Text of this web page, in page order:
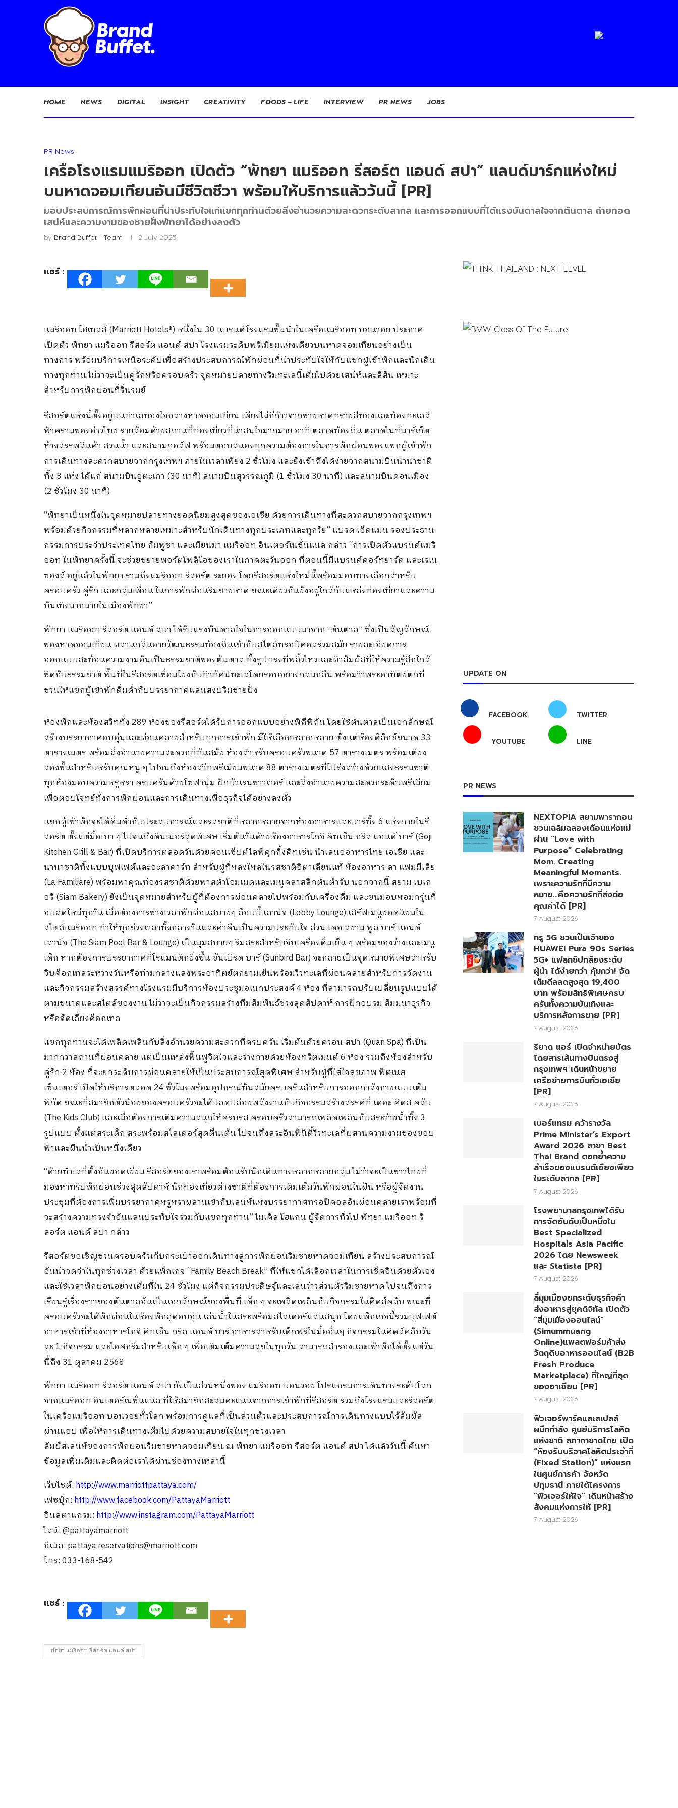
HOME NEWS DIGITAL INSIGHT CREATIVITY FOODS – LIFE INTERVIEW PR NEWS JOBS
PR News
เครือโรงแรมแมริออท เปิดตัว “พัทยา แมริออท รีสอร์ต แอนด์ สปา” แลนด์มาร์กแห่งใหม่
บนหาดจอมเทียนอันมีชีวิตชีวา พร้อมให้บริการแล้ววันนี้ [PR]
มอบประสบการณ์การพักผ่อนที่น่าประทับใจแก่แขกทุกท่านด้วยสิ่งอำนวยความสะดวกระดับสากล และการออกแบบที่ได้แรงบันดาลใจจากต้นตาล ถ่ายทอด
เสน่ห์และความงามของชายฝั่งพัทยาได้อย่างลงตัว
by Brand Buffet - Team 2 July 2025
แชร์ :
แมริออท โฮเทลส์ (Marriott Hotels®) หนึ่งใน 30 แบรนด์โรงแรมชั้นนำในเครือแมริออท บอนวอย ประกาศ
เปิดตัว พัทยา แมริออท รีสอร์ต แอนด์ สปา โรงแรมระดับพรีเมียมแห่งเดียวบนหาดจอมเทียนอย่างเป็น
ทางการ พร้อมบริการเหนือระดับเพื่อสร้างประสบการณ์พักผ่อนที่น่าประทับใจให้กับแขกผู้เข้าพักและนักเดิน
ทางทุกท่าน ไม่ว่าจะเป็นคู่รักหรือครอบครัว จุดหมายปลายทางริมทะเลนี้เต็มไปด้วยเสน่ห์และสีสัน เหมาะ
สำหรับการพักผ่อนที่รื่นรมย์
รีสอร์ตแห่งนี้ตั้งอยู่บนทำเลทองใจกลางหาดจอมเทียน เพียงไม่กี่ก้าวจากชายหาดทรายสีทองและท้องทะเลสี
ฟ้าครามของอ่าวไทย รายล้อมด้วยสถานที่ท่องเที่ยวที่น่าสนใจมากมาย อาทิ ตลาดท้องถิ่น ตลาดไนท์มาร์เก็ต
ห้างสรรพสินค้า สวนน้ำ และสนามกอล์ฟ พร้อมตอบสนองทุกความต้องการในการพักผ่อนของแขกผู้เข้าพัก
การเดินทางสะดวกสบายจากกรุงเทพฯ ภายในเวลาเพียง 2 ชั่วโมง และยังเข้าถึงได้ง่ายจากสนามบินนานาชาติ
ทั้ง 3 แห่ง ได้แก่ สนามบินอู่ตะเภา (30 นาที) สนามบินสุวรรณภูมิ (1 ชั่วโมง 30 นาที) และสนามบินดอนเมือง
(2 ชั่วโมง 30 นาที)
“พัทยาเป็นหนึ่งในจุดหมายปลายทางยอดนิยมสูงสุดของเอเชีย ด้วยการเดินทางที่สะดวกสบายจากกรุงเทพฯ
พร้อมด้วยกิจกรรมที่หลากหลายเหมาะสำหรับนักเดินทางทุกประเภทและทุกวัย” แบรด เอ็ดแมน รองประธาน
กรรมการประจำประเทศไทย กัมพูชา และเมียนมา แมริออท อินเตอร์เนชั่นแนล กล่าว “การเปิดตัวแบรนด์แมริ
ออท ในพัทยาครั้งนี้ จะช่วยขยายพอร์ตโฟลิโอของเราในภาคตะวันออก ที่ตอนนี้มีแบรนด์คอร์ทยาร์ด และเรเน
ซองส์ อยู่แล้วในพัทยา รวมถึงแมริออท รีสอร์ต ระยอง โดยรีสอร์ตแห่งใหม่นี้พร้อมมอบทางเลือกสำหรับ
ครอบครัว คู่รัก และกลุ่มเพื่อน ในการพักผ่อนริมชายหาด ขณะเดียวกันยังอยู่ใกล้กับแหล่งท่องเที่ยวและความ
บันเทิงมากมายในเมืองพัทยา”
พัทยา แมริออท รีสอร์ต แอนด์ สปา ได้รับแรงบันดาลใจในการออกแบบมาจาก “ต้นตาล” ซึ่งเป็นสัญลักษณ์
ของหาดจอมเทียน ผสานกลิ่นอายวัฒนธรรมท้องถิ่นเข้ากับสไตล์ทรอปิคอลร่วมสมัย รายละเอียดการ
ออกแบบสะท้อนความงามอันเป็นธรรมชาติของต้นตาล ทั้งรูปทรงที่พลิ้วไหวและผิวสัมผัสที่ให้ความรู้สึกใกล้
ชิดกับธรรมชาติ พื้นที่ในรีสอร์ตเชื่อมโยงกับทิวทัศน์ทะเลโดยรอบอย่างกลมกลืน พร้อมวิวพระอาทิตย์ตกที่
ชวนให้แขกผู้เข้าพักดื่มด่ำกับบรรยากาศแสนสงบริมชายฝั่ง
ห้องพักและห้องสวีททั้ง 289 ห้องของรีสอร์ตได้รับการออกแบบอย่างพิถีพิถัน โดยใช้ต้นตาลเป็นเอกลักษณ์
สร้างบรรยากาศอบอุ่นและผ่อนคลายสำหรับทุกการเข้าพัก มีให้เลือกหลากหลาย ตั้งแต่ห้องดีลักซ์ขนาด 33
ตารางเมตร พร้อมสิ่งอำนวยความสะดวกที่ทันสมัย ห้องสำหรับครอบครัวขนาด 57 ตารางเมตร พร้อมเตียง
สองชั้นสำหรับหรับคุณหนู ๆ ไปจนถึงห้องสวีทพรีเมียมขนาด 88 ตารางเมตรที่โปร่งสว่างด้วยแสงธรรมชาติ
ทุกห้องมอบความหรูหรา ครบครันด้วยโซฟานุ่ม ฝักบัวเรนชาวเวอร์ และสิ่งอำนวยความสะดวกระดับพรีเมียม
เพื่อตอบโจทย์ทั้งการพักผ่อนและการเดินทางเพื่อธุรกิจได้อย่างลงตัว
แขกผู้เข้าพักจะได้ดื่มด่ำกับประสบการณ์และรสชาติที่หลากหลายจากห้องอาหารและบาร์ทั้ง 6 แห่งภายในรี
สอร์ต ตั้งแต่มื้อเบา ๆ ไปจนถึงดินเนอร์สุดพิเศษ เริ่มต้นวันด้วยห้องอาหารโกจิ คิทเซ็น กริล แอนด์ บาร์ (Goji
Kitchen Grill & Bar) ที่เปิดบริการตลอดวันด้วยคอนเซ็ปต์ไลฟ์คุกกิ้งคิทเช่น นำเสนออาหารไทย เอเชีย และ
นานาชาติทั้งแบบบุฟเฟต์และอะลาคาร์ท สำหรับผู้ที่หลงใหลในรสชาติอิตาเลียนแท้ ห้องอาหาร ลา แฟมมีเลีย
(La Familiare) พร้อมพาคุณท่องรสชาติด้วยพาสต้าโฮมเมดและเมนูคลาสสิกต้นตำรับ นอกจากนี้ สยาม เบเก
อรี (Siam Bakery) ยังเป็นจุดหมายสำหรับผู้ที่ต้องการผ่อนคลายไปพร้อมกับเครื่องดื่ม และขนมอบหอมกรุ่นที่
อบสดใหม่ทุกวัน เมื่อต้องการช่วงเวลาพักผ่อนสบายๆ ล็อบบี้ เลาน์จ (Lobby Lounge) เสิร์ฟเมนูยอดนิยมใน
สไตล์แมริออท ทำให้ทุกช่วงเวลาทั้งกลางวันและค่ำคืนเป็นความประทับใจ ส่วน เดอ สยาม พูล บาร์ แอนด์
เลาน์จ (The Siam Pool Bar & Lounge) เป็นมุมสบายๆ ริมสระสำหรับจิบเครื่องดื่มเย็น ๆ พร้อมของว่างและเมนู
เด็ก หากต้องการบรรยากาศที่โรแมนติกยิ่งขึ้น ซันเบิรด บาร์ (Sunbird Bar) จะกลายเป็นจุดหมายพิเศษสำหรับ
จิบค็อกเทลระหว่างวันหรือท่ามกลางแสงพระอาทิตย์ตกยามเย็นพร้อมวิวทะเลที่ผ่อนคลายสำหรับการจัดงาน
และกิจกรรมสร้างสรรค์ทางโรงแรมมีบริการห้องประชุมอเนกประสงค์ 4 ห้อง ที่สามารถปรับเปลี่ยนรูปแบบได้
ตามขนาดและสไตล์ของงาน ไม่ว่าจะเป็นกิจกรรมสร้างทีมสัมพันธ์ช่วงสุดสัปดาห์ การฝึกอบรม สัมมนาธุรกิจ
หรือจัดเลี้ยงค็อกเทล
แขกทุกท่านจะได้เพลิดเพลินกับสิ่งอำนวยความสะดวกที่ครบครัน เริ่มต้นด้วยควอน สปา (Quan Spa) ที่เป็น
มากกว่าสถานที่ผ่อนคลาย แต่เป็นแหล่งฟื้นฟูจิตใจและร่างกายด้วยห้องทรีตเมนต์ 6 ห้อง รวมถึงห้องสำหรับ
คู่รัก 2 ห้อง ที่จะยกระดับการผ่อนคลายให้เป็นประสบการณ์สุดพิเศษ สำหรับผู้ที่ใส่ใจสุขภาพ ฟิตเนส
เซ็นเตอร์ เปิดให้บริการตลอด 24 ชั่วโมงพร้อมอุปกรณ์ทันสมัยครบครันสำหรับการออกกำลังกายแบบเต็ม
พิกัด ขณะที่สมาชิกตัวน้อยของครอบครัวจะได้ปลดปล่อยพลังงานกับกิจกรรมสร้างสรรค์ที่ เดอะ คิดส์ คลับ
(The Kids Club) และเมื่อต้องการเติมความสนุกให้ครบรส ครอบครัวสามารถเพลิดเพลินกับสระว่ายน้ำทั้ง 3
รูปแบบ ตั้งแต่สระเด็ก สระพร้อมสไลเดอร์สุดตื่นเต้น ไปจนถึงสระอินฟินิตี้วิวทะเลที่ผสานความงามของขอบ
ฟ้าและผืนน้ำเป็นหนึ่งเดียว
“ด้วยทำเลที่ตั้งอันยอดเยี่ยม รีสอร์ตของเราพร้อมต้อนรับนักเดินทางหลากหลายกลุ่ม ไม่ว่าจะเป็นชาวไทยที่
มองหาทริปพักผ่อนช่วงสุดสัปดาห์ นักท่องเที่ยวต่างชาติที่ต้องการเติมเต็มวันพักผ่อนในฝัน หรือผู้จัดงาน
ประชุมที่ต้องการเพิ่มบรรยากาศหรูหราผสานเข้ากับเสน่ห์แห่งบรรยากาศทรอปิคอลอันผ่อนคลายเราพร้อมที่
จะสร้างความทรงจำอันแสนประทับใจร่วมกับแขกทุกท่าน” ไมเคิล โฮแกน ผู้จัดการทั่วไป พัทยา แมริออท รี
สอร์ต แอนด์ สปา กล่าว
รีสอร์ตขอเชิญชวนครอบครัวเก็บกระเป๋าออกเดินทางสู่การพักผ่อนริมชายหาดจอมเทียน สร้างประสบการณ์
อันน่าจดจำในทุกช่วงเวลา ด้วยแพ็กเกจ “Family Beach Break” ที่ให้แขกได้เลือกเวลาในการเช็คอินด้วยตัวเอง
และใช้เวลาพักผ่อนอย่างเต็มที่ใน 24 ชั่วโมง แต่กิจกรรมประดิษฐ์และเล่นว่าวส่วนตัวริมชายหาด ไปจนถึงการ
เรียนรู้เรื่องราวของต้นตาลอันเป็นเอกลักษณ์ของพื้นที่ เด็ก ๆ จะเพลิดเพลินกับกิจกรรมในคิดส์คลับ ขณะที่
ครอบครัวจะได้พักผ่อนในห้องพักสุดอบอุ่น เล่นน้ำในสระพร้อมสไลเดอร์แสนสนุก โดยแพ็กเกจนี้รวมบุฟเฟต์
อาหารเช้าที่ห้องอาหารโกจิ คิทเซ็น กริล แอนด์ บาร์ อาหารสำหรับเด็กฟรีในมื้ออื่นๆ กิจกรรมในคิดส์คลับวัน
ละ 1 กิจกรรม และไอศกรีมสำหรับเด็ก ๆ เพื่อเติมเต็มความสุขในทุกวัน สามารถสำรองและเข้าพักได้ตั้งแต่วัน
นี้ถึง 31 ตุลาคม 2568
พัทยา แมริออท รีสอร์ต แอนด์ สปา ยังเป็นส่วนหนึ่งของ แมริออท บอนวอย โปรแกรมการเดินทางระดับโลก
จากแมริออท อินเตอร์เนชั่นแนล ที่ให้สมาชิกสะสมคะแนนจากการเข้าพักที่รีสอร์ต รวมถึงโรงแรมและรีสอร์ต
ในเครือแมริออท บอนวอยทั่วโลก พร้อมการดูแลที่เป็นส่วนตัวและประสบการณ์การเดินทางแบบไร้สัมผัส
ผ่านแอป เพื่อให้การเดินทางเต็มไปด้วยความสบายใจในทุกช่วงเวลา
สัมผัสเสน่ห์ของการพักผ่อนริมชายหาดจอมเทียน ณ พัทยา แมริออท รีสอร์ต แอนด์ สปา ได้แล้ววันนี้ ค้นหา
ข้อมูลเพิ่มเติมและติดต่อเราได้ผ่านช่องทางเหล่านี้
เว็บไซต์: http://www.marriottpattaya.com/
เฟซบุ๊ก: http://www.facebook.com/PattayaMarriott
อินสตาแกรม: http://www.instagram.com/PattayaMarriott
ไลน์: @pattayamarriott
อีเมล: pattaya.reservations@marriott.com
โทร: 033-168-542
แชร์ :
พัทยา แมริออท รีสอร์ต แอนด์ สปา
UPDATE ON
FACEBOOK TWITTER
YOUTUBE LINE
PR NEWS
NEXTOPIA สยามพารากอน
ชวนเฉลิมฉลองเดือนแห่งแม่
ผ่าน “Love with
Purpose” Celebrating
Mom. Creating
Meaningful Moments.
เพราะความรักที่มีความ
หมาย…คือความรักที่ส่งต่อ
คุณค่าได้ [PR]
7 August 2026
ทรู 5G ชวนเป็นเจ้าของ
HUAWEI Pura 90s Series
5G+ แฟลกชิปกล้องระดับ
ผู้นำ ได้ง่ายกว่า คุ้มกว่า! จัด
เต็มดีลลดสูงสุด 19,400
บาท พร้อมสิทธิพิเศษครบ
ครันทั้งความบันเทิงและ
บริการหลังการขาย [PR]
7 August 2026
ริยาด แอร์ เปิดจำหน่ายบัตร
โดยสารเส้นทางบินตรงสู่
กรุงเทพฯ เดินหน้าขยาย
เครือข่ายการบินทั่วเอเชีย
[PR]
7 August 2026
เบอร์แทรม คว้ารางวัล
Prime Minister’s Export
Award 2026 สาขา Best
Thai Brand ตอกย้ำความ
สำเร็จของแบรนด์เซียงเพียว
ในระดับสากล [PR]
7 August 2026
โรงพยาบาลกรุงเทพได้รับ
การจัดอันดับเป็นหนึ่งใน
Best Specialized
Hospitals Asia Pacific
2026 โดย Newsweek
และ Statista [PR]
7 August 2026
สี่มุมเมืองยกระดับธุรกิจค้า
ส่งอาหารสู่ยุคดิจิทัล เปิดตัว
“สี่มุมเมืองออนไลน์”
(Simummuang
Online)แพลตฟอร์มค้าส่ง
วัตถุดิบอาหารออนไลน์ (B2B
Fresh Produce
Marketplace) ที่ใหญ่ที่สุด
ของอาเซียน [PR]
7 August 2026
ฟิวเจอร์พาร์คและสเปลล์
ผนึกกำลัง ศูนย์บริการโลหิต
แห่งชาติ สภากาชาดไทย เปิด
“ห้องรับบริจาคโลหิตประจำที่
(Fixed Station)” แห่งแรก
ในศูนย์การค้า จังหวัด
ปทุมธานี ภายใต้โครงการ
“ฟิวเจอร์ให้ใจ” เดินหน้าสร้าง
สังคมแห่งการให้ [PR]
7 August 2026